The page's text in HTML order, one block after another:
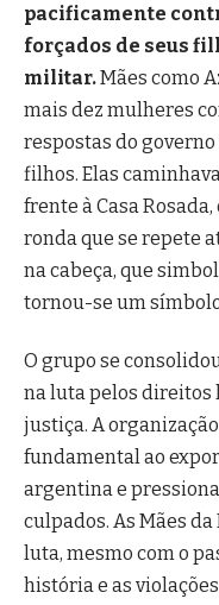
pacificamente
forçados de seus
militar.Mães como
mais dez mulheres
respostas do
filhos. Elas
frente à Casa
ronda que se repete
na cabeça, que
tornou-se um
O grupo se
na luta pelos direitos
justiça. A
fundamental ao
argentina e
culpados. As Mães
luta, mesmo com o
história e as